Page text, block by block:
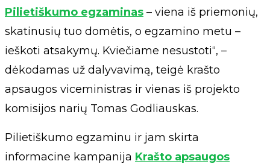
Pilietiškumo egzaminas – viena iš priemonių,
skatinusių tuo domėtis, o egzamino metu –
ieškoti atsakymų. Kviečiame nesustoti“, –
dėkodamas už dalyvavimą, teigė krašto
apsaugos viceministras ir vienas iš projekto
komisijos narių Tomas Godliauskas.
Pilietiškumo egzaminu ir jam skirta
informacine kampanija Krašto apsaugos